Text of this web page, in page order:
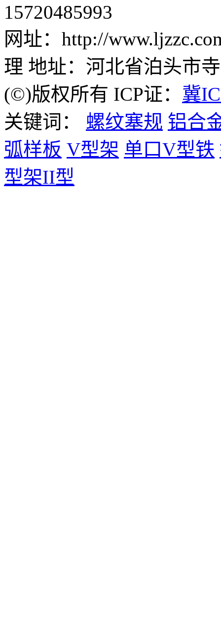
15720485993
网址：http://
理 地址：河北省泊头市
(©)版权所有 ICP证： 冀
关键词： 螺纹塞规 铝合
弧样板 V型架 单口V型铁
型架II型